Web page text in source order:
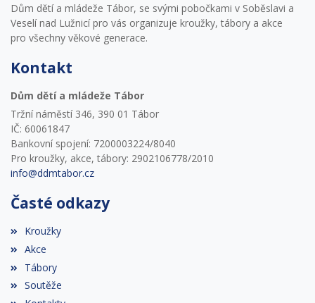
Dům dětí a mládeže Tábor, se svými pobočkami v Soběslavi a
Veselí nad Lužnicí pro vás organizuje kroužky, tábory a akce
pro všechny věkové generace.
Kontakt
Dům dětí a mládeže Tábor
Tržní náměstí 346, 390 01 Tábor
IČ: 60061847
Bankovní spojení: 7200003224/8040
Pro kroužky, akce, tábory: 2902106778/2010
info@ddmtabor.cz
Časté odkazy
Kroužky
Akce
Tábory
Soutěže